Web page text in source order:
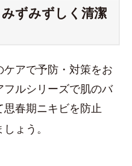
みずみずしく清潔
ケアで予防・対策をお
ルシリーズで肌のバ
春期ニキビを防止
ょう。